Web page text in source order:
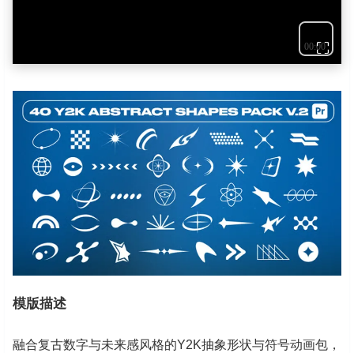
⛶
模版描述
融合复古数字与未来感风格的Y2K抽象形状与符号动画包，